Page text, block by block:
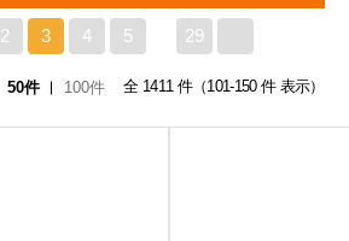
2 3 4 5 29
50件 100件 全 1411 件（101-150 件 表示）